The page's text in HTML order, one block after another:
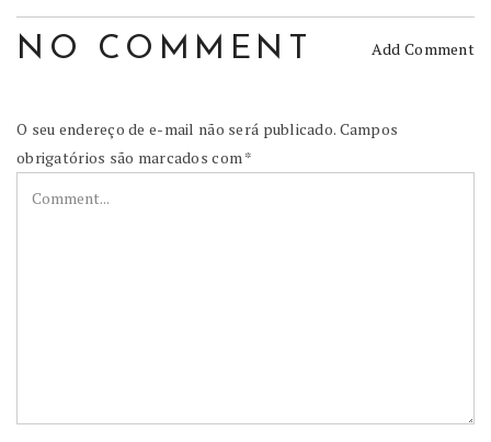
NO COMMENT Add Comment
O seu endereço de e-mail não será publicado. Campos
obrigatórios são marcados com*